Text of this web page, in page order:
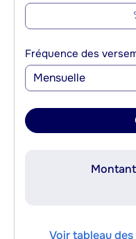
Fréquence des
Mensuelle
Voir tableau